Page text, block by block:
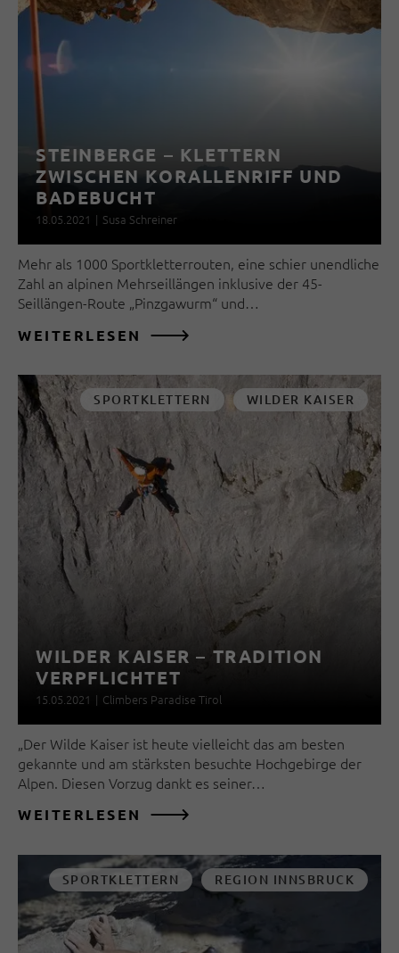
STEINBERGE – KLETTERN
ZWISCHEN KORALLENRIFF UND
BADEBUCHT
18.05.2021 | Susa Schreiner
Mehr als 1000 Sportkletterrouten, eine schier unendliche
Zahl an alpinen Mehrseillängen inklusive der 45-
Seillängen-Route „Pinzgawurm“ und…
WEITERLESEN
SPORTKLETTERN WILDER KAISER
WILDER KAISER – TRADITION
VERPFLICHTET
15.05.2021 | Climbers Paradise Tirol
„Der Wilde Kaiser ist heute vielleicht das am besten
gekannte und am stärksten besuchte Hochgebirge der
Alpen. Diesen Vorzug dankt es seiner…
WEITERLESEN
SPORTKLETTERN REGION INNSBRUCK